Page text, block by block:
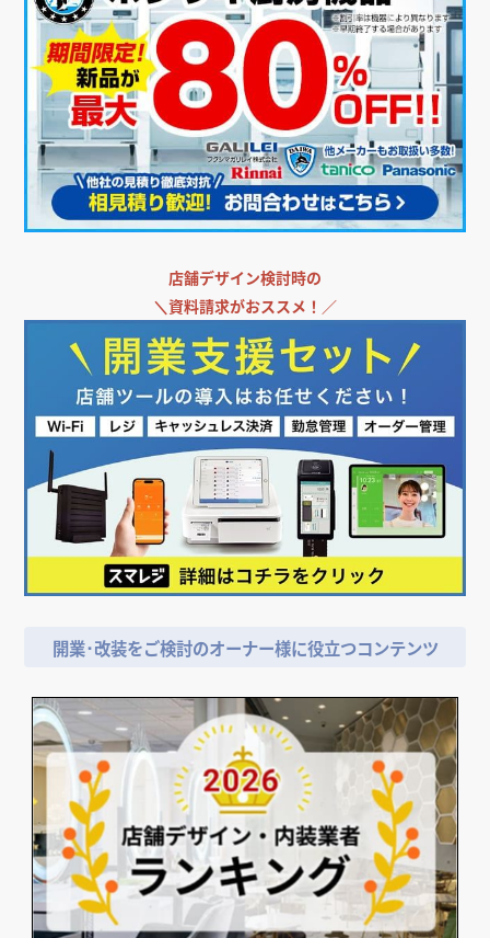
＼飲食店担当者・納入業者の方必見!／
店舗デザイン検討時の
＼資料請求がおススメ！／
開業･改装をご検討のオーナー様に役立つコンテンツ